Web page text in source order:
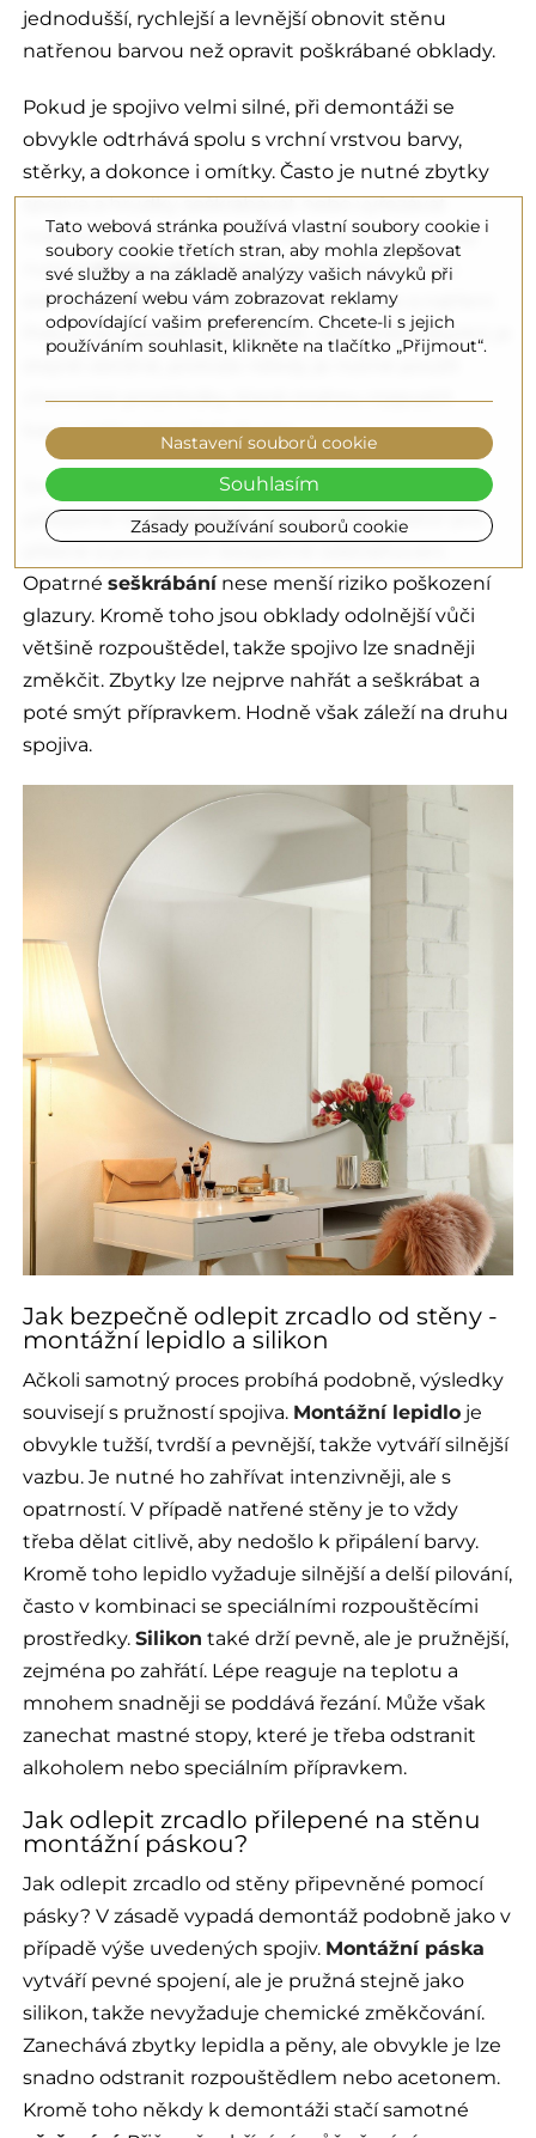
jednodušší, rychlejší a levnější obnovit stěnu
natřenou barvou než opravit poškrábané obklady.
Pokud je spojivo velmi silné, při demontáži se
obvykle odtrhává spolu s vrchní vrstvou barvy,
stěrky, a dokonce i omítky. Často je nutné zbytky
spojiva a hrudky seškrabávat nebo vyřezávat
nožíkem. Proto je po jejich odstranění nejčastěji
nutnáobnova stěny, tedy vyrovnání povrchu
stěrkovou hmotou, broušení, penetrace a natření.
Pokud se ji podaří nepoškodit, odstranění zbytků je
chemické prostředky, které mohou rozpustit
barvu nebo zanechat skvrny.
Snadnější je zbavit se zbytků, když je zrcadlo
přilepené naobkladech. Je zde větší prostor pro
Opatrnéseškrábánínese menší riziko poškození
glazury. Kromě toho jsou obklady odolnější vůči
většině rozpouštědel, takže spojivo lze snadněji
změkčit. Zbytky lze nejprve nahřát a seškrábat a
poté smýt přípravkem. Hodně však záleží na druhu
spojiva.
Jak bezpečně odlepit zrcadlo od stěny -
montážní lepidlo a silikon
Ačkoli samotný proces probíhá podobně, výsledky
souvisejí s pružností spojiva. Montážní lepidlo je
obvykle tužší, tvrdší a pevnější, takže vytváří silnější
vazbu. Je nutné ho zahřívat intenzivněji, ale s
opatrností. V případě natřené stěny je to vždy
třeba dělat citlivě, aby nedošlo k připálení barvy.
Kromě toho lepidlo vyžaduje silnější a delší pilování,
často v kombinaci se speciálními rozpouštěcími
prostředky.Silikon také drží pevně, ale je pružnější,
zejména po zahřátí. Lépe reaguje na teplotu a
mnohem snadněji se poddává řezání. Může však
zanechat mastné stopy, které je třeba odstranit
alkoholem nebo speciálním přípravkem.
Jak odlepit zrcadlo přilepené na stěnu
montážní páskou?
Jak odlepit zrcadlo od stěny připevněné pomocí
pásky? V zásadě vypadá demontáž podobně jako v
případě výše uvedených spojiv. Montážní páska
vytváří pevné spojení, ale je pružná stejně jako
silikon, takže nevyžaduje chemické změkčování.
Zanechává zbytky lepidla a pěny, ale obvykle je lze
snadno odstranit rozpouštědlem nebo acetonem.
Kromě toho někdy k demontáži stačí samotné
Tato webová stránka používá vlastní soubory cookie i
soubory cookie třetích stran, aby mohla zlepšovat
své služby a na základě analýzy vašich návyků při
procházení webu vám zobrazovat reklamy
odpovídající vašim preferencím. Chcete-li s jejich
používáním souhlasit, klikněte na tlačítko „Přijmout“.
Zásady používání souborů cookie
Nastavení souborů cookie
Souhlasím